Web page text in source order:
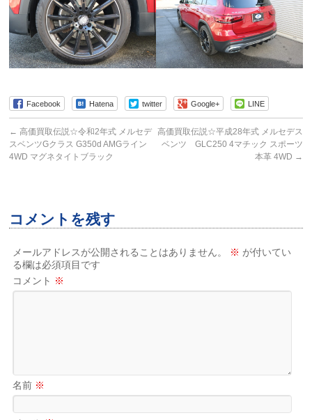
Facebook Hatena twitter Google+ LINE
← 高価買取伝説☆令和2年式 メルセデ
スベンツGクラス G350d AMGライン
4WD マグネタイトブラック
高価買取伝説☆平成28年式 メルセデス
ベンツ GLC250 4マチック スポーツ
本革 4WD →
コメントを残す
メールアドレスが公開されることはありません。 ※ が付いてい
る欄は必須項目です
コメント ※
名前 ※